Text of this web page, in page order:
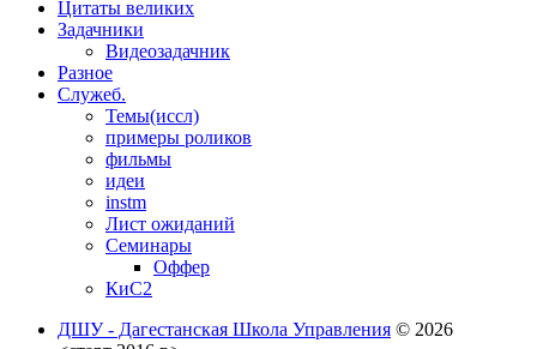
Цитаты великих
Задачники
Видеозадачник
Разное
Служеб.
Темы(иссл)
примеры роликов
фильмы
идеи
instm
Лист ожиданий
Семинары
Оффер
КиС2
ДШУ - Дагестанская Школа Управления © 2026